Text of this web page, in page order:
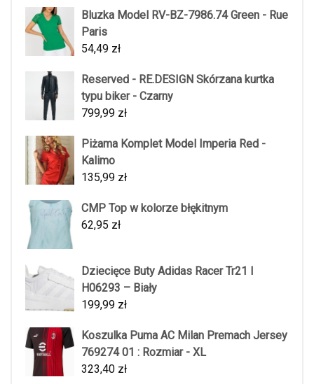
Bluzka Model RV-BZ-7986.74 Green - Rue
Paris
54,49 zł
Reserved - RE.DESIGN Skórzana kurtka
typu biker - Czarny
799,99 zł
Piżama Komplet Model Imperia Red -
Kalimo
135,99 zł
CMP Top w kolorze błękitnym
62,95 zł
Dziecięce Buty Adidas Racer Tr21 I
H06293 – Biały
199,99 zł
Koszulka Puma AC Milan Premach Jersey
769274 01 : Rozmiar - XL
323,40 zł